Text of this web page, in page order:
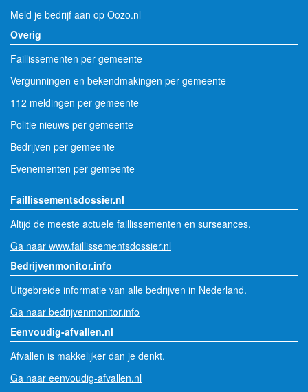
Meld je bedrijf aan op Oozo.nl
Overig
Faillissementen per gemeente
Vergunningen en bekendmakingen per gemeente
112 meldingen per gemeente
Politie nieuws per gemeente
Bedrijven per gemeente
Evenementen per gemeente
Faillissementsdossier.nl
Altijd de meeste actuele faillissementen en surseances.
Ga naar www.faillissementsdossier.nl
Bedrijvenmonitor.info
Uitgebreide informatie van alle bedrijven in Nederland.
Ga naar bedrijvenmonitor.info
Eenvoudig-afvallen.nl
Afvallen is makkelijker dan je denkt.
Ga naar eenvoudig-afvallen.nl